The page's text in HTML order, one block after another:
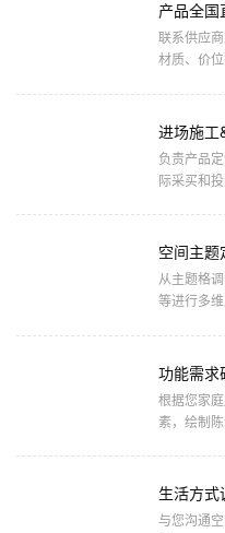
产品全国
联系供应
材质、价
进场施工
负责产品
际采买和
空间主题
从主题格
等进行多
功能需求
根据您家
素，绘制
生活方式
与您沟通